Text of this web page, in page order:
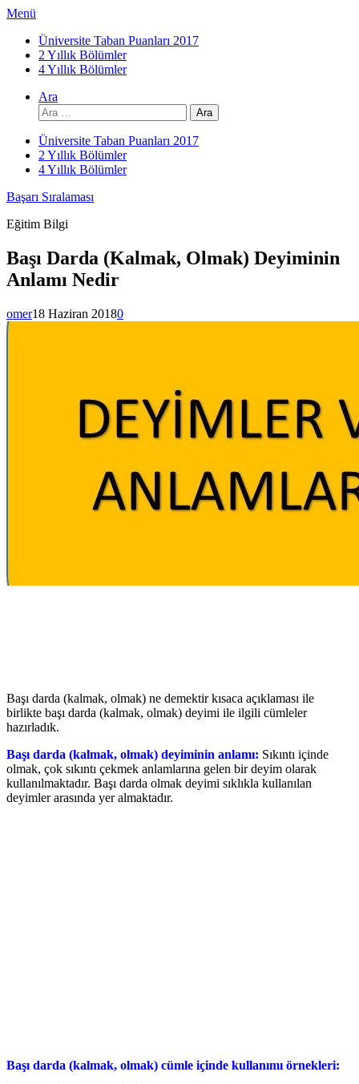
İçeriğe
Menü
Üniversite Taban Puanları 2017
2 Yıllık Bölümler
4 Yıllık Bölümler
Ara
Arama:
Üniversite Taban Puanları 2017
2 Yıllık Bölümler
4 Yıllık Bölümler
Başarı Sıralaması
Eğitim Bilgi
Başı Darda (Kalmak, Olmak) Deyiminin
Anlamı Nedir
omer18 Haziran 20180
Başı darda (kalmak, olmak) ne demektir kısaca açıklaması ile
birlikte başı darda (kalmak, olmak) deyimi ile ilgili cümleler
hazırladık.
Başı darda (kalmak, olmak) deyiminin anlamı: Sıkıntı içinde
olmak, çok sıkıntı çekmek anlamlarına gelen bir deyim olarak
kullanılmaktadır. Başı darda olmak deyimi sıklıkla kullanılan
deyimler arasında yer almaktadır.
Başı darda (kalmak, olmak) cümle içinde kullanımı örnekleri: